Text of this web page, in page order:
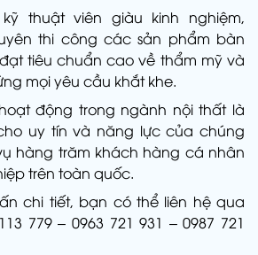
thuật viên giàu kinh nghiệm,
thi công các sản phẩm bàn
tiêu chuẩn cao về thẩm mỹ và
mọi yêu cầu khắt khe.
động trong ngành nội thất là
uy tín và năng lực của chúng
hàng trăm khách hàng cá nhân
trên toàn quốc.
chi tiết, bạn có thể liên hệ qua
779 – 0963 721 931 – 0987 721